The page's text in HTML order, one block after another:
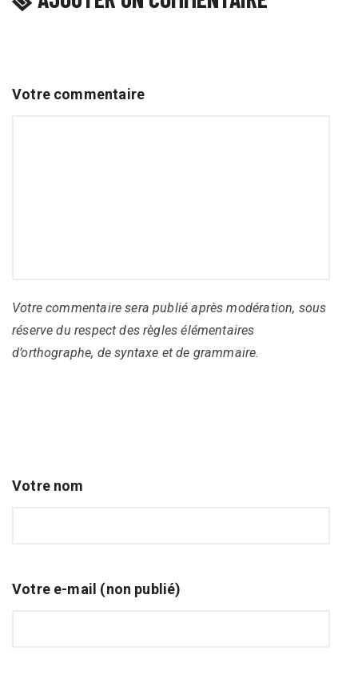
Votre commentaire
Votre commentaire sera publié après modération, sous
réserve du respect des règles élémentaires
d’orthographe, de syntaxe et de grammaire.
Votre nom
Votre e-mail (non publié)